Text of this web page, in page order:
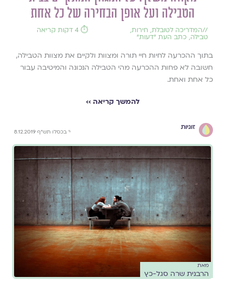
הטבילה ועל אופן הבחירה של כל אחת
//המדריכה לטובלת, חירות,
טבילה, כתב העת ״דעות״
⏱️ 4 דקות קריאה
בתוך ההכרעה לחיות חיי תורה ומצוות ולקיים את מצוות הטבילה,
חשובה לא פחות ההכרעה מהי הטבילה הנכונה והמיטיבה עבור
כל אחת ואחת.
להמשך קריאה ››
זוגיות
י' בכסלו תש"ף 8.12.2019
מאת
הרבנית שרה סגל-כץ